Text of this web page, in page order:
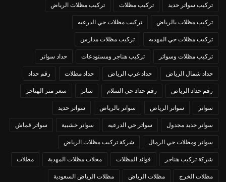
تركيب سواتر حديد تركيب مظلات تركيب مظلات الرياض
تركيب مظلات بالرياض تركيب مظلات حي الدرعيه
تركيب مظلات حي المهديه تركيب مظلات مدارس
تركيب مظلات وسواتر تركيب هناجر ومستودعات حداد سواتر
حداد شمال الرياض حداد غرب الرياض حداد مظلات رقم حداد
رقم حداد الرياض رقم حداد حي السلام ساتر سعر متر الهناجر
سواتر سواتر الرياض سواتر بالرياض سواتر حديد
سواتر حديد مجدول سواتر حي الدرعيه سواتر خشبية سواتر قماش
سواتر ومظلات حي الرمال شركة تركيب مظلات الرياض
شركة تركيب هناجر فوائد المظلات محلات مظلات المهدية مظلات
مظلات الخرج مظلات الرياض مظلات الرياض السعودية